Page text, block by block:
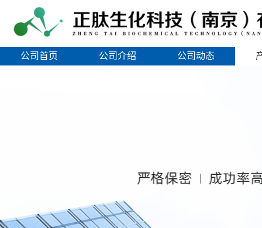
公司首页 公司介绍 公司动态